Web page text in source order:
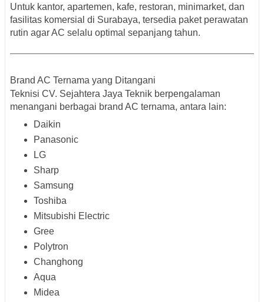
Untuk kantor, apartemen, kafe, restoran, minimarket, dan
fasilitas komersial di Surabaya, tersedia paket perawatan
rutin agar AC selalu optimal sepanjang tahun.
Brand AC Ternama yang Ditangani
Teknisi CV. Sejahtera Jaya Teknik berpengalaman
menangani berbagai brand AC ternama, antara lain:
Daikin
Panasonic
LG
Sharp
Samsung
Toshiba
Mitsubishi Electric
Gree
Polytron
Changhong
Aqua
Midea